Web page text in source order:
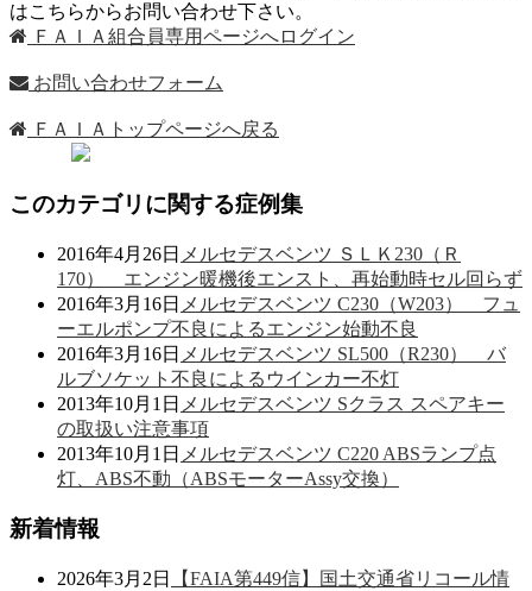
はこちらからお問い合わせ下さい。
ＦＡＩＡ組合員専用ページへログイン
お問い合わせフォーム
ＦＡＩＡトップページへ戻る
このカテゴリに関する症例集
2016年4月26日 メルセデスベンツ ＳＬＫ230（Ｒ
170） エンジン暖機後エンスト、再始動時セル回らず
2016年3月16日 メルセデスベンツ C230（W203） フュ
ーエルポンプ不良によるエンジン始動不良
2016年3月16日 メルセデスベンツ SL500（R230） バ
ルブソケット不良によるウインカー不灯
2013年10月1日 メルセデスベンツ Sクラス スペアキー
の取扱い注意事項
2013年10月1日 メルセデスベンツ C220 ABSランプ点
灯、ABS不動（ABSモーターAssy交換）
新着情報
2026年3月2日
【FAIA第449信】国土交通省リコール情